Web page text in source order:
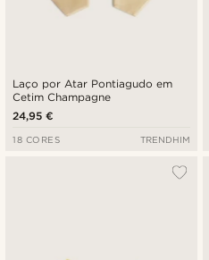
Laço por Atar Pontiagudo em
Cetim Champagne
24,95 €
18 CORES TRENDHIM